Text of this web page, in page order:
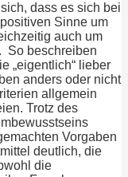
dass es sich bei
Sinne um
auch um
So beschreiben
„eigentlich“ lieber
anders oder nicht
allgemein
Trotz des
Vorgaben
deutlich, die
die